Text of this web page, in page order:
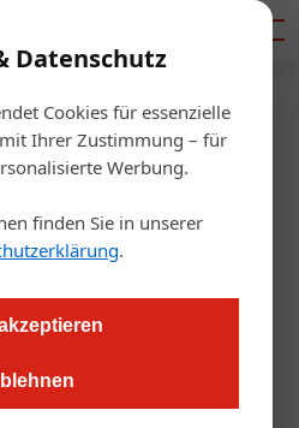
Datenschutz
Cookies für essenzielle
Ihrer Zustimmung – für
Werbung.
finden Sie in unserer
.
Handel
Bitte warten!
11.02.2021, 08:57 Uhr
Die Hilfen für Gastrozulieferer
ist die Situation